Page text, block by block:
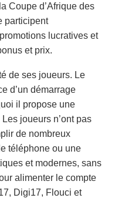
Coupe d’Afrique des
participent
lucratives et
et prix.
de ses joueurs. Le
d’un démarrage
il propose une
joueurs n’ont pas
de nombreux
téléphone ou une
et modernes, sans
alimenter le compte
Digi17, Flouci et